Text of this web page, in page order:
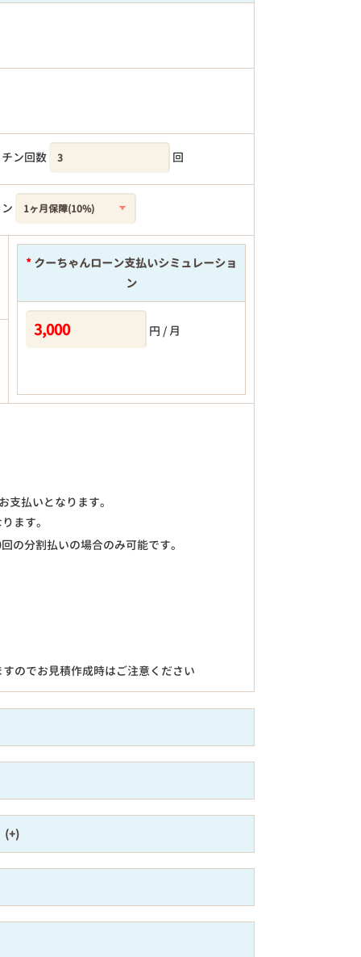
ン回数 回
* クーちゃんローン支払いシミュレーショ
ン
円 / 月
支払いとなります。
ます。
の分割払いの場合のみ可能です。
のでお見積作成時はご注意ください